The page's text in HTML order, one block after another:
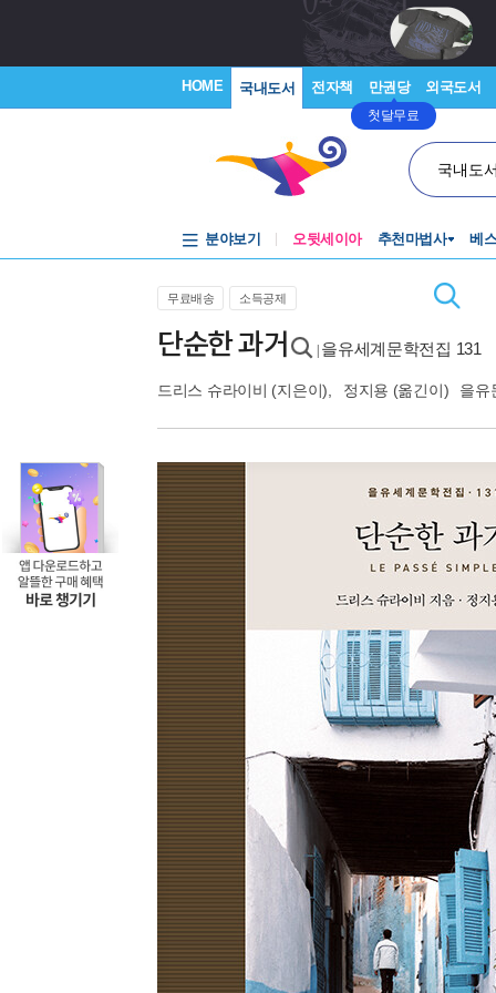
HOME 국내도서 전자책 만권당
첫달무료
외국도서
국내도
분야보기 오뒷세이아 추천마법사 베
무료배송 소득공제
단순한 과거 을유세계문학전집 131
드리스 슈라이비 (지은이), 정지용 (옮긴이) 을유